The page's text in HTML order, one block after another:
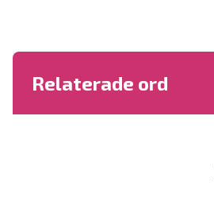
Relaterade ord